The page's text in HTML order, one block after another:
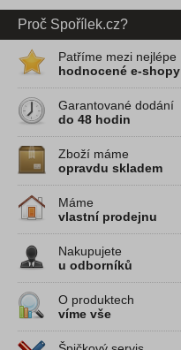
Proč Spořílek.cz?
Patříme mezi nejlépe
hodnocené e-shopy
Garantované dodání
do 48 hodin
Zboží máme
opravdu skladem
Máme
vlastní prodejnu
Nakupujete
u odborníků
O produktech
víme vše